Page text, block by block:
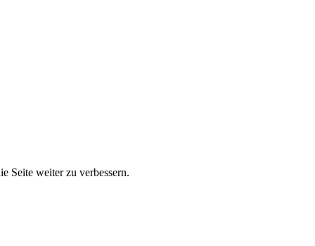
Seite weiter zu verbessern.